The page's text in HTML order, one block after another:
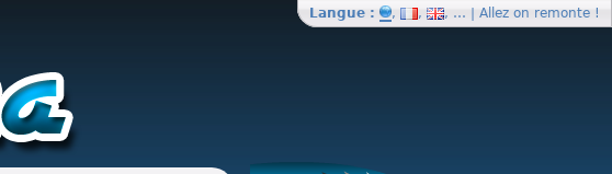
Langue : , , , … | Allez on remonte !